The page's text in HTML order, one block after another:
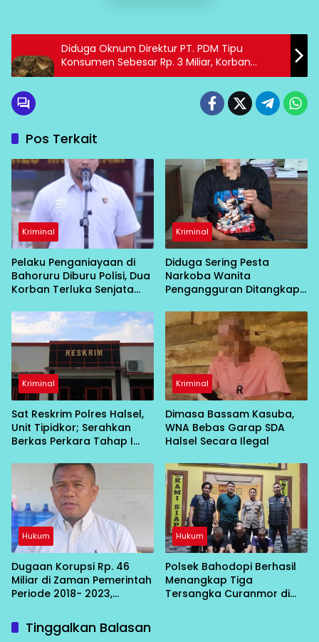
Diduga Oknum Direktur PT. PDM Tipu
Konsumen Sebesar Rp. 3 Miliar, Korban
Meminta Tangkap dan Penjarakan Oknum
Pos Terkait
Kriminal
Pelaku Penganiayaan di
Bahoruru Diburu Polisi, Dua
Korban Terluka Senjata
Kriminal
Diduga Sering Pesta
Narkoba Wanita
Pengangguran Ditangkap
Kriminal
Sat Reskrim Polres Halsel,
Unit Tipidkor; Serahkan
Berkas Perkara Tahap I
APBDES Desa Tobaru ke
Kriminal
Dimasa Bassam Kasuba,
WNA Bebas Garap SDA
Halsel Secara Ilegal
Hukum
Dugaan Korupsi Rp. 46
Miliar di Zaman Pemerintah
Periode 2018- 2023,
Morowali Minta Kejaksaan
Tuntaskan
Hukum
Polsek Bahodopi Berhasil
Menangkap Tiga
Tersangka Curanmor di
Tinggalkan Balasan